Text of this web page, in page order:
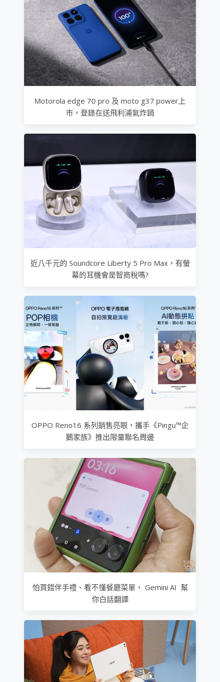
Motorola edge 70 pro 及 moto g37 power上
市，登錄在送飛利浦氣炸鍋
近八千元的 Soundcore Liberty 5 Pro Max，有螢
幕的耳機會是智商稅嗎?
OPPO Reno16 系列銷售亮眼，攜手《Pingu™企
鵝家族》推出限量聯名周邊
怕買錯伴手禮、看不懂餐廳菜單， Gemini AI 幫
你白話翻譯